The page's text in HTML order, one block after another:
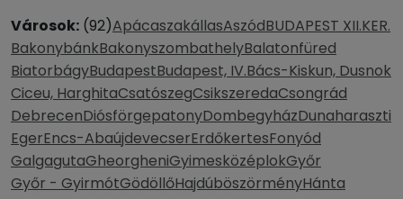
Városok: (92)ApácaszakállasAszódBUDAPEST XII.KER.
BakonybánkBakonyszombathelyBalatonfüred
BiatorbágyBudapestBudapest, IV.Bács-Kiskun, Dusnok
Ciceu, HarghitaCsatószegCsikszeredaCsongrád
DebrecenDiósförgepatonyDombegyházDunaharaszti
EgerEncs-AbaújdevecserErdőkertesFonyód
GalgagutaGheorgheniGyimesközéplokGyőr
Győr - GyirmótGödöllőHajdúböszörményHánta